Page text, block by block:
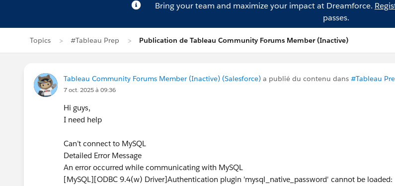
Bring your team and maximize your impact at Dreamforce.
passes.
Topics #Tableau Prep Publication de Tableau Community Forums Member (Inactive)
Tableau Community Forums Member (Inactive) (Salesforce) a publié du contenu dans #Tableau
7 oct. 2025 à 09:36
Hi guys,
I need help
Can’t connect to MySQL
Detailed Error Message
An error occurred while communicating with MySQL
[MySQL][ODBC 9.4(w) Driver]Authentication plugin 'mysql_native_password' cannot be loaded: